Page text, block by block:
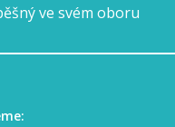
ve svém oboru